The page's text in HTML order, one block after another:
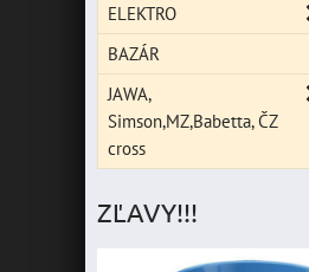
ELEKTRO
BAZÁR
JAWA,
Simson,MZ,Babetta, ČZ
cross
ZĽAVY!!!